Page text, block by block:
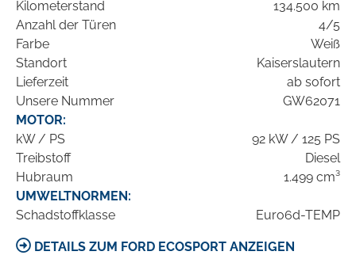
Kilometerstand
134.500 km
Anzahl der Türen
4/5
Farbe
Weiß
Standort
Kaiserslautern
Lieferzeit
ab sofort
Unsere Nummer
GW62071
MOTOR:
kW / PS
92 kW / 125 PS
Treibstoff
Diesel
Hubraum
1.499 cm³
UMWELTNORMEN:
Schadstoffklasse
Euro6d-TEMP
DETAILS ZUM FORD ECOSPORT ANZEIGEN